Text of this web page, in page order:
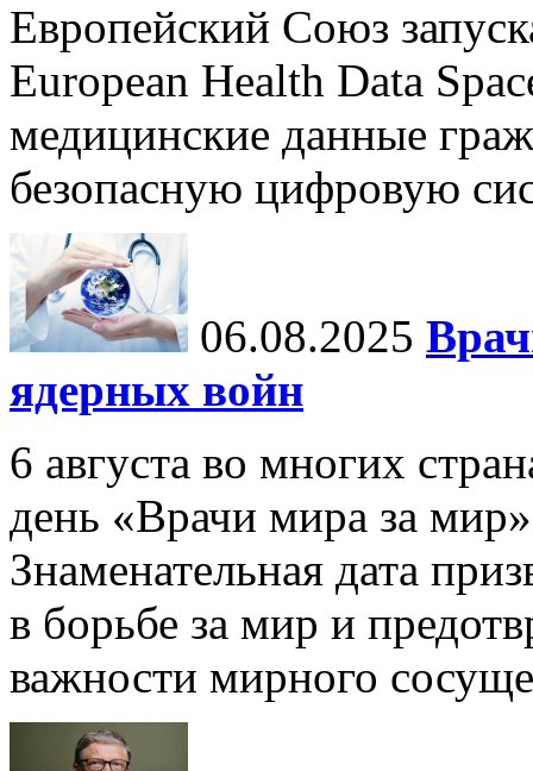
Европейский Союз
European Health Data
медицинские данные
безопасную цифровую
06.08.2025
ядерных войн
6 августа во многих
день «Врачи мира за
Знаменательная дата
в борьбе за мир и
важности мирного